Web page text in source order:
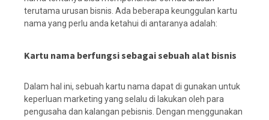
terutama urusan bisnis. Ada beberapa keunggulan kartu
nama yang perlu anda ketahui di antaranya adalah:
Kartu nama berfungsi sebagai sebuah alat bisnis
Dalam hal ini, sebuah kartu nama dapat di gunakan untuk
keperluan marketing yang selalu di lakukan oleh para
pengusaha dan kalangan pebisnis. Dengan menggunakan